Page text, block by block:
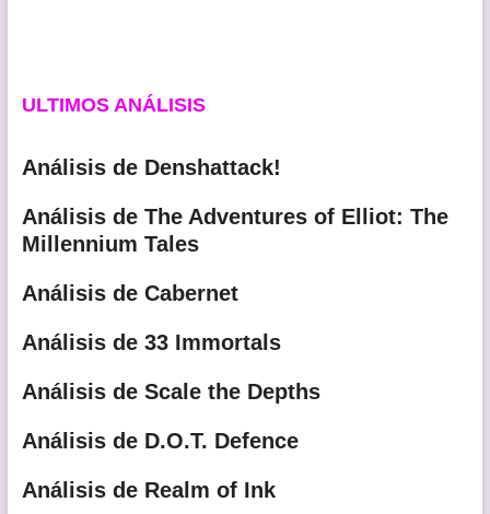
ULTIMOS ANÁLISIS
Análisis de Denshattack!
Análisis de The Adventures of Elliot: The
Millennium Tales
Análisis de Cabernet
Análisis de 33 Immortals
Análisis de Scale the Depths
Análisis de D.O.T. Defence
Análisis de Realm of Ink